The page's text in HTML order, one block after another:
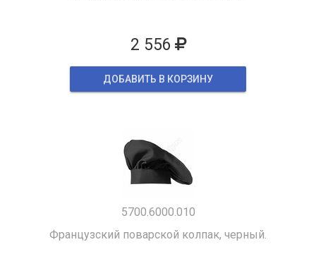
2 556
ДОБАВИТЬ В КОРЗИНУ
5700.6000.010
Французский поварской колпак, черный.